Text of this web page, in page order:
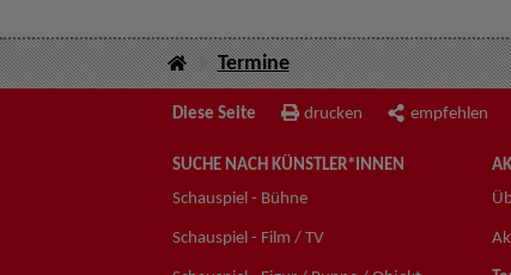
Termine
Diese Seite drucken empfehlen
SUCHE NACH KÜNSTLER*INNEN
Schauspiel - Bühne
Schauspiel - Film / TV